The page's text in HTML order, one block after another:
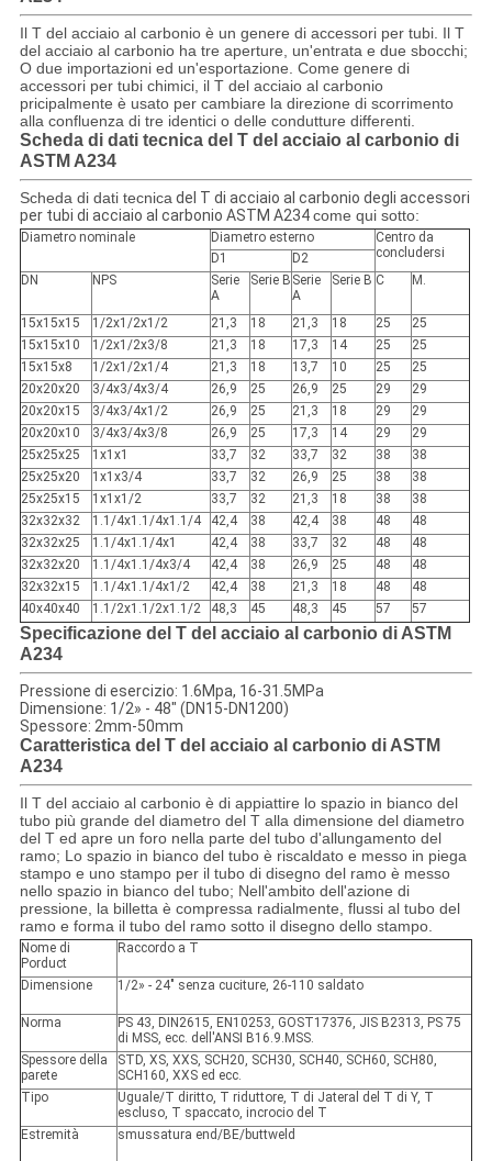
Il T del acciaio al carbonio è un genere di accessori per tubi. Il T
del acciaio al carbonio ha tre aperture, un'entrata e due sbocchi;
O due importazioni ed un'esportazione. Come genere di
accessori per tubi chimici, il T del acciaio al carbonio
pricipalmente è usato per cambiare la direzione di scorrimento
alla confluenza di tre identici o delle condutture differenti.
Scheda di dati tecnica del T del acciaio al carbonio di
ASTM A234
Scheda di dati tecnicadel T di acciaio al carbonio degli accessori
per tubi di acciaio al carbonio ASTM A234come qui sotto:
Diametro nominale Diametro esterno
Centro da
concludersi
D1
D2
DN
NPS
Serie
A
Serie B Serie
A
Serie B C M.
15x15x15 1/2x1/2x1/2 21,3 18 21,3 18 25
25
15x15x10
1/2x1/2x3/8 21,3 18 17,3 14 25
25
15x15x8
1/2x1/2x1/4 21,3 18 13,7 10 25
25
20x20x20
3/4x3/4x3/4 26,9 25 26,9 25 29
29
20x20x15
3/4x3/4x1/2 26,9 25 21,3 18 29
29
20x20x10
3/4x3/4x3/8 26,9 25 17,3 14 29
29
25x25x25
1x1x1 33,7 32 33,7 32 38
38
25x25x20
1x1x3/4 33,7 32 26,9 25 38
38
25x25x15
1x1x1/2 33,7 32 21,3 18 38
38
32x32x32
1.1/4x1.1/4x1.1/4 42,4 38 42,4 38 48
48
32x32x25
1.1/4x1.1/4x1 42,4 38 33,7 32 48
48
32x32x20
1.1/4x1.1/4x3/4 42,4 38 26,9 25 48
48
32x32x15
1.1/4x1.1/4x1/2 42,4 38 21,3 18 48
48
40x40x40
1.1/2x1.1/2x1.1/2 48,3 45 48,3 45 57 57
Specificazione del T del acciaio al carbonio di ASTM
A234
Pressione di esercizio: 1.6Mpa, 16-31.5MPa
Dimensione: 1/2» - 48" (DN15-DN1200)
Spessore: 2mm-50mm
Caratteristica del T del acciaio al carbonio di ASTM
A234
Il T del acciaio al carbonio è di appiattire lo spazio in bianco del
tubo più grande del diametro del T alla dimensione del diametro
del T ed apre un foro nella parte del tubo d'allungamento del
ramo; Lo spazio in bianco del tubo è riscaldato e messo in piega
stampo e uno stampo per il tubo di disegno del ramo è messo
nello spazio in bianco del tubo; Nell'ambito dell'azione di
pressione, la billetta è compressa radialmente, flussi al tubo del
ramo e forma il tubo del ramo sotto il disegno dello stampo.
Nome di
Porduct
Raccordo a T
Dimensione 1/2» - 24" senza cuciture, 26-110 saldato
Norma
PS 43, DIN2615, EN10253, GOST17376, JIS B2313, PS 75
di MSS, ecc. dell'ANSI B16.9.MSS.
Spessore della
parete
STD, XS, XXS, SCH20, SCH30, SCH40, SCH60, SCH80,
SCH160, XXS ed ecc.
Tipo
Uguale/T diritto, T riduttore, T di Jateral del T di Y, T
escluso, T spaccato, incrocio del T
Estremità
smussatura end/BE/buttweld